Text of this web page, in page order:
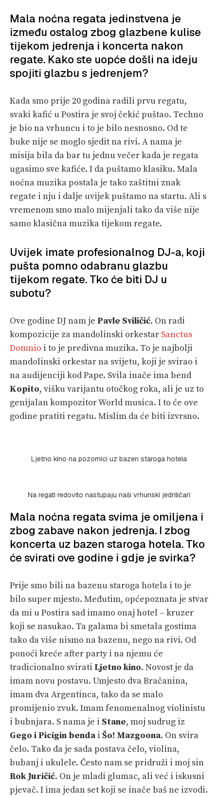
Mala noćna regata jedinstvena je
između ostalog zbog glazbene kulise
tijekom jedrenja i koncerta nakon
regate. Kako ste uopće došli na ideju
spojiti glazbu s jedrenjem?
Kada smo prije 20 godina radili prvu regatu,
svaki kafić u Postira je svoj čekić puštao. Techno
je bio na vrhuncu i to je bilo nesnosno. Od te
buke nije se moglo sjedit na rivi. A nama je
misija bila da bar tu jednu večer kada je regata
ugasimo sve kafiće. I da puštamo klasiku. Mala
noćna muzika postala je tako zaštitni znak
regate i nju i dalje uvijek puštamo na startu. Ali s
vremenom smo malo mijenjali tako da više nije
samo klasična muzika tijekom regate.
Uvijek imate profesionalnog DJ-a, koji
pušta pomno odabranu glazbu
tijekom regate. Tko će biti DJ u
subotu?
Ove godine DJ nam je Pavle Sviličić. On radi
kompozicije za mandolinski orkestar Sanctus
Domnio i to je predivna muzika. To je najbolji
mandolinski orkestar na svijetu, koji je svirao i
na audijenciji kod Pape. Svila inače ima bend
Kopito, višku varijantu otočkog roka, ali je uz to
genijalan kompozitor World musica. I to će ove
godine pratiti regatu. Mislim da će biti izvrsno.
Ljetno kino na pozornici uz bazen staroga hotela
Na regati redovito nastupaju naši vrhunski jedriličari
Mala noćna regata svima je omiljena i
zbog zabave nakon jedrenja. I zbog
koncerta uz bazen staroga hotela. Tko
će svirati ove godine i gdje je svirka?
Prije smo bili na bazenu staroga hotela i to je
bilo super mjesto. Međutim, općepoznata je stvar
da mi u Postira sad imamo onaj hotel – kruzer
koji se nasukao. Ta galama bi smetala gostima
tako da više nismo na bazenu, nego na rivi. Od
ponoći kreće after party i na njemu će
tradicionalno svirati Ljetno kino. Novost je da
imam novu postavu. Umjesto dva Bračanina,
imam dva Argentinca, tako da se malo
promijenio zvuk. Imam fenomenalnog violinistu
i bubnjara. S nama je i Stane, moj sudrug iz
Gego i Picigin benda i Šo! Mazgoona. On svira
čelo. Tako da je sada postava čelo, violina,
bubanj i ukulele. Često nam se pridruži i moj sin
Rok Juričić. On je mladi glumac, ali već i iskusni
pjevač. I ima jedan set koji se inače baš ne izvodi.